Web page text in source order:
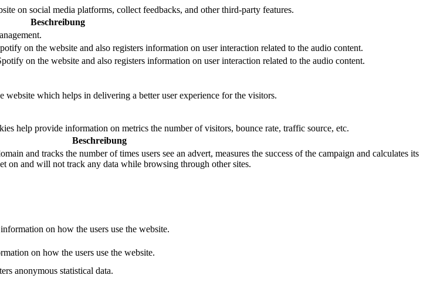
on social media platforms, collect feedbacks, and other third-party features.
Beschreibung
on the website and also registers information on user interaction related to the audio content.
on the website and also registers information on user interaction related to the audio content.
website which helps in delivering a better user experience for the visitors.
help provide information on metrics the number of visitors, bounce rate, traffic source, etc.
Beschreibung
and tracks the number of times users see an advert, measures the success of the campaign and calculates its
on and will not track any data while browsing through other sites.
on how the users use the website.
on how the users use the website.
anonymous statistical data.